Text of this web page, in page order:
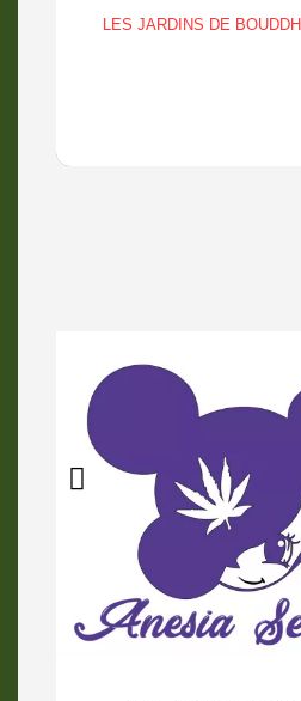
LES JARDINS DE